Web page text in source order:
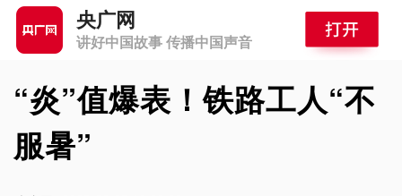
央广网
讲好中国故事 传播中国声音
“炎”值爆表！铁路工人“不
服暑”